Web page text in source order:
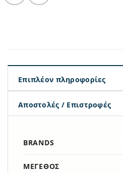
Επιπλέον πληροφορίες
Αποστολές / Επιστροφές
BRANDS
ΜΈΓΕΘΟΣ